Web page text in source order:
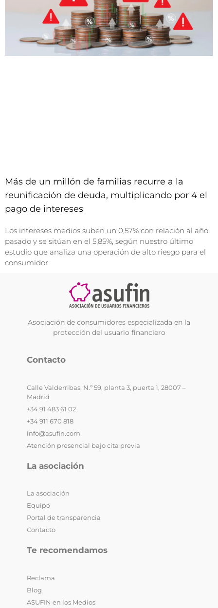
Más de un millón de familias recurre a la
reunificación de deuda, multiplicando por 4 el
pago de intereses
Los intereses medios suben un 0,57% con relación al año
pasado y se sitúan en el 5,85%, según nuestro último
estudio que analiza una operación de alto riesgo para el
consumidor
Asociación de consumidores especializada en la
protección del usuario financiero
Contacto
Calle Valderribas, N.º 59, planta 3, puerta 1, 28007 –
Madrid
+34 91 483 61 02
+34 911 670 818
info@asufin.com
Atención presencial bajo cita previa
La asociación
La asociación
Equipo
Portal de transparencia
Contacto
Te recomendamos
Reclama
Blog
ASUFIN en los Medios